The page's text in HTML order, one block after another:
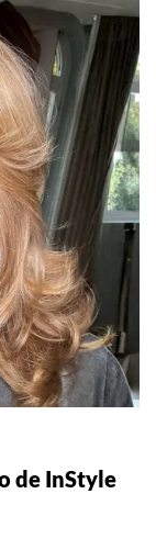
de InStyle